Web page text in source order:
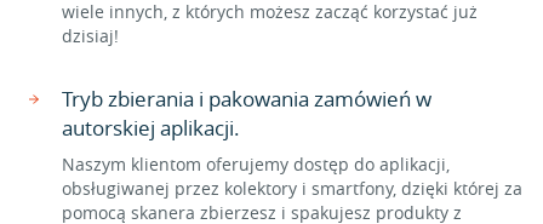
wiele innych, z których możesz zacząć korzystać już
dzisiaj!
Tryb zbierania i pakowania zamówień w
autorskiej aplikacji.
Naszym klientom oferujemy dostęp do aplikacji,
obsługiwanej przez kolektory i smartfony, dzięki której za
pomocą skanera zbierzesz i spakujesz produkty z